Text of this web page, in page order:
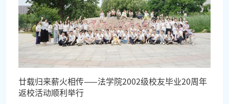
廿载归来薪火相传——法学院2002级校友毕业20周年
返校活动顺利举行